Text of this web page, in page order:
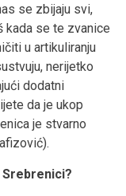
se zbijaju svi,
kada se te zvanice
u artikuliranju
nerijetko
dodatni
da je ukop
je stvarno